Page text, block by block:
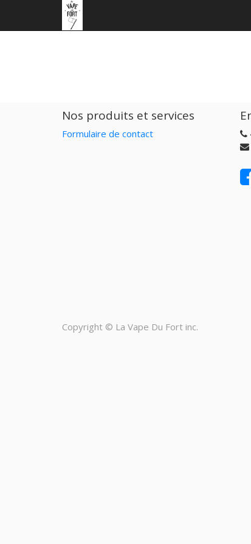
Nos produits et services
Formulaire de contact
Copyright © La Vape Du Fort inc.